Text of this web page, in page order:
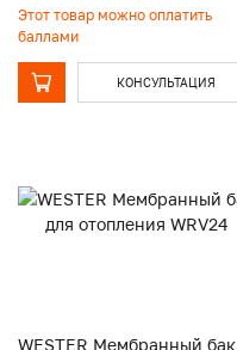
Этот товар можно оплатить
баллами
КОНСУЛЬТАЦИЯ
WESTER Мембранный бак